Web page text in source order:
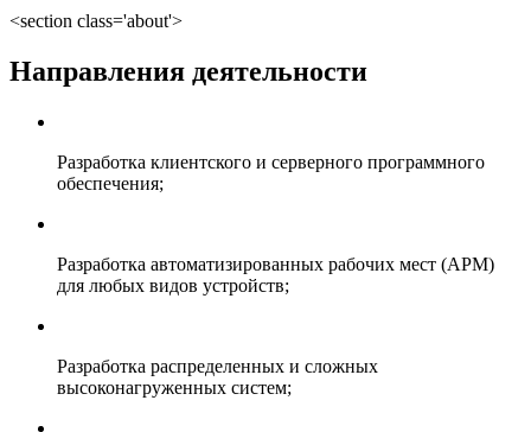
<section class='about'>
Направления деятельности
Разработка клиентского и серверного программного
обеспечения;
Разработка автоматизированных рабочих мест (АРМ)
для любых видов устройств;
Разработка распределенных и сложных
высоконагруженных систем;